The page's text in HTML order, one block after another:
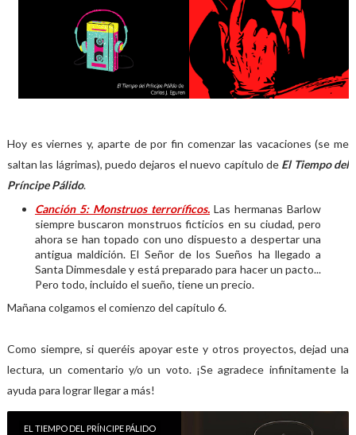
Hoy es viernes y, aparte de por fin comenzar las vacaciones (se me
saltan las lágrimas), puedo dejaros el nuevo capítulo de El Tiempo del
Príncipe Pálido.
Canción 5: Monstruos terroríficos. Las hermanas Barlow
siempre buscaron monstruos ficticios en su ciudad, pero
ahora se han topado con uno dispuesto a despertar una
antigua maldición. El Señor de los Sueños ha llegado a
Santa Dimmesdale y está preparado para hacer un pacto...
Pero todo, incluido el sueño, tiene un precio.
Mañana colgamos el comienzo del capítulo 6.
Como siempre, si queréis apoyar este y otros proyectos, dejad una
lectura, un comentario y/o un voto. ¡Se agradece infinitamente la
ayuda para lograr llegar a más!
EL TIEMPO DEL PRÍNCIPE PÁLIDO